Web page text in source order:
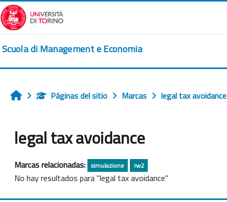
Salta al contenido principal
Scuola di Management e Economia
InicioPáginas del sitio Marcas legal tax avoidance
legal tax avoidance
Marcas relacionadas: simulazione rw2
No hay resultados para "legal tax avoidance"